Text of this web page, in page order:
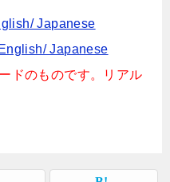
Japanese
ドのものです。リアル